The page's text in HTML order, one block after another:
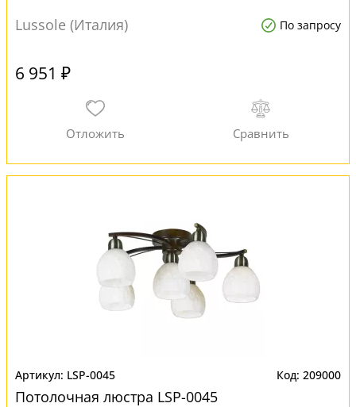
Lussole (Италия) По запросу
6 951 ₽
LSP-0045 209000
Потолочная люстра LSP-0045